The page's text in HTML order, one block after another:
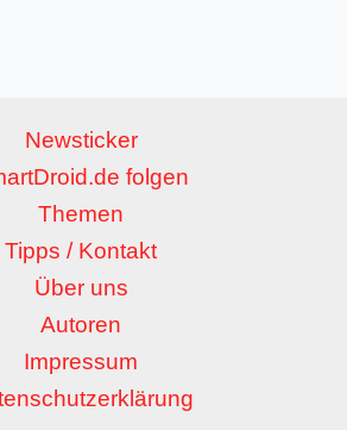
Newsticker
folgen
Themen
Tipps / Kontakt
Über uns
Autoren
Impressum